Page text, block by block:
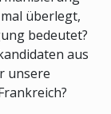
überlegt,
bedeutet?
aus
unsere